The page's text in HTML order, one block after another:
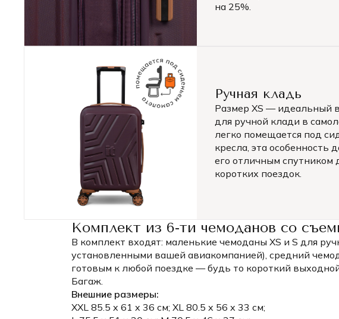
на 25%.
Ручная кладь
Размер XS — идеальный
для ручной клади в
легко помещается под
кресла, эта особенность
его отличным спутником
коротких поездок.
Комплект из 6-ти чемоданов со
В комплект входят: маленькие чемоданы XS и S для
установленными вашей авиакомпанией), средний
готовым к любой поездке — будь то короткий
Багаж.
Внешние размеры:
XXL 85.5 x 61 x 36 см; XL 80.5 x 56 x 33 см;